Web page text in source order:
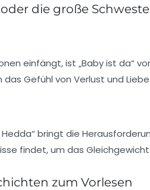
die große
einfängt, ist „Baby ist da“
das Gefühl von Verlust und Liebe
Hedda“ bringt die
findet, um das Gleichgewicht
zum Vorlesen